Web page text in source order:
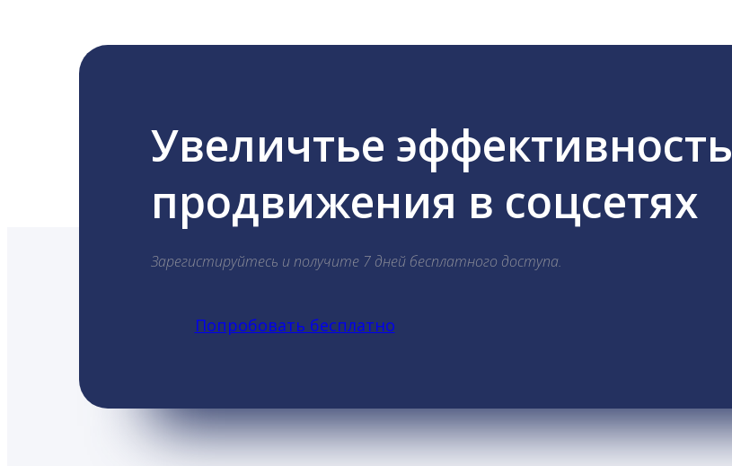
Увеличтье эффективность
продвижения в соцсетях
Зарегистируйтесь и получите 7 дней бесплатного доступа.
Попробовать бесплатно